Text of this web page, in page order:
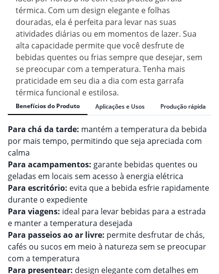
térmica. Com um design elegante e folhas
douradas, ela é perfeita para levar nas suas
atividades diárias ou em momentos de lazer. Sua
alta capacidade permite que você desfrute de
bebidas quentes ou frias sempre que desejar, sem
se preocupar com a temperatura. Tenha mais
praticidade em seu dia a dia com esta garrafa
térmica funcional e estilosa.
Benefícios do Produto Aplicações e Usos Produção rápida
Para chá da tarde: mantém a temperatura da bebida
por mais tempo, permitindo que seja apreciada com
calma
Para acampamentos: garante bebidas quentes ou
geladas em locais sem acesso à energia elétrica
Para escritório: evita que a bebida esfrie rapidamente
durante o expediente
Para viagens: ideal para levar bebidas para a estrada
e manter a temperatura desejada
Para passeios ao ar livre: permite desfrutar de chás,
cafés ou sucos em meio à natureza sem se preocupar
com a temperatura
Para presentear: design elegante com detalhes em